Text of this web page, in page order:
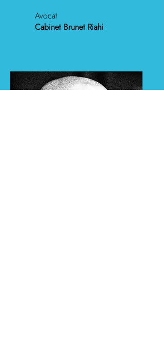
Avocat
Cabinet Brunet Riahi​